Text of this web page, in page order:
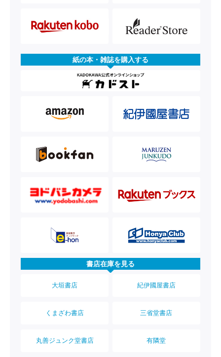
紙の本・雑誌を購入する
書店在庫を見る
大垣書店 紀伊國屋書店
くまざわ書店 三省堂書店
丸善ジュンク堂書店 有隣堂